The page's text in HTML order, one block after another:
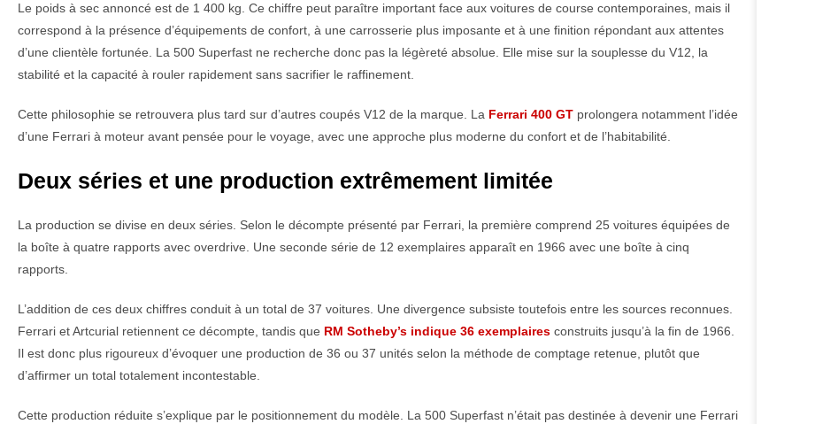
Le poids à sec annoncé est de 1 400 kg. Ce chiffre peut paraître important face aux voitures de course contemporaines, mais il
correspond à la présence d’équipements de confort, à une carrosserie plus imposante et à une finition répondant aux attentes
d’une clientèle fortunée. La 500 Superfast ne recherche donc pas la légèreté absolue. Elle mise sur la souplesse du V12, la
stabilité et la capacité à rouler rapidement sans sacrifier le raffinement.
Cette philosophie se retrouvera plus tard sur d’autres coupés V12 de la marque. La Ferrari 400 GT prolongera notamment l’idée
d’une Ferrari à moteur avant pensée pour le voyage, avec une approche plus moderne du confort et de l’habitabilité.
Deux séries et une production extrêmement limitée
La production se divise en deux séries. Selon le décompte présenté par Ferrari, la première comprend 25 voitures équipées de
la boîte à quatre rapports avec overdrive. Une seconde série de 12 exemplaires apparaît en 1966 avec une boîte à cinq
rapports.
L’addition de ces deux chiffres conduit à un total de 37 voitures. Une divergence subsiste toutefois entre les sources reconnues.
Ferrari et Artcurial retiennent ce décompte, tandis que RM Sotheby’s indique 36 exemplaires construits jusqu’à la fin de 1966.
Il est donc plus rigoureux d’évoquer une production de 36 ou 37 unités selon la méthode de comptage retenue, plutôt que
d’affirmer un total totalement incontestable.
Cette production réduite s’explique par le positionnement du modèle. La 500 Superfast n’était pas destinée à devenir une Ferrari